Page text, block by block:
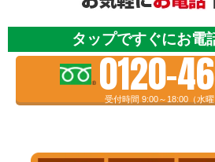
タップですぐにお電
0120-
受付時間 9:00～18:00（水曜